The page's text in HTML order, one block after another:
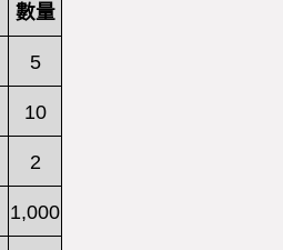
數量
5
10
2
1,000